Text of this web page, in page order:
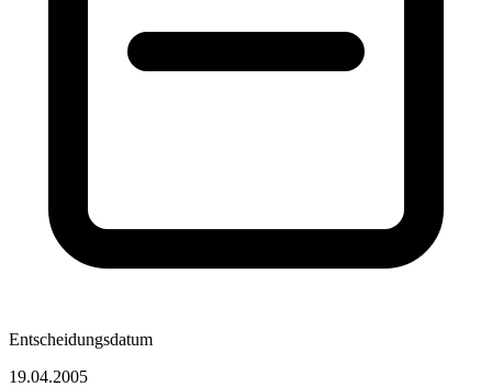
Entscheidungsdatum
19.04.2005